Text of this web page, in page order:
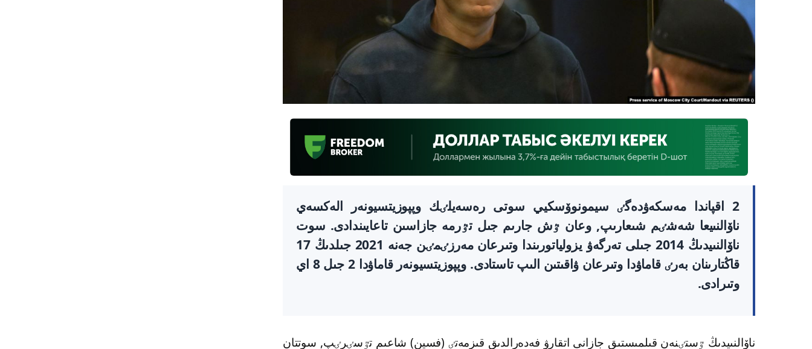
2 اقپاندا مەسكەۋدەگٸ سيمونوۆسكيي سوتى رەسەيلٸك وپپوزيتسيونەر الەكسەي
ناۆالنىيعا شەشٸم شىعارىپ, وعان ٷش جارىم جىل تٷرمە جازاسىن تاعايىندادى. سوت
ناۆالنىيدىڭ 2014 جىلى تەرگەۋ يزولياتورىندا وتىرعان مەرزٸمٸن جەنە 2021 جىلدىڭ 17
قاڭتارىنان بەرٸ قاماۋدا وتىرعان ۋاقىتىن الىپ تاستادى. وپپوزيتسيونەر قاماۋدا 2 جىل 8 اي
وتىرادى.
ناۆالنىيدىڭ ٷستٸنەن قىلمىستىق جازانى اتقارۋ فەدەرالدىق قىزمەتٸ (فسين) شاعىم تٷسٸرٸپ, سوتتان